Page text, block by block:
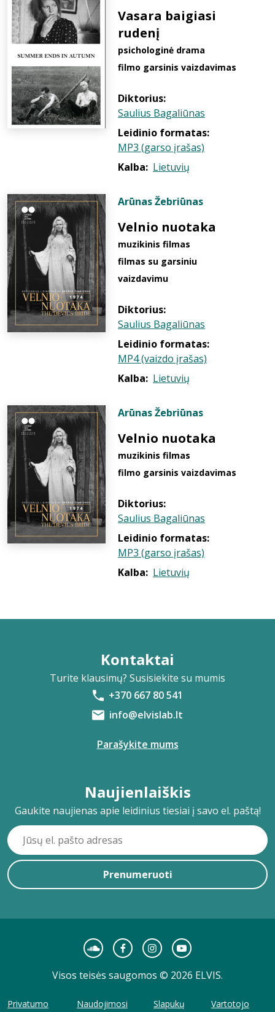
Vasara baigiasi
rudenį
psichologinė drama
filmo garsinis vaizdavimas
Diktorius:
Saulius Bagaliūnas
Leidinio formatas:
MP3 (garso įrašas)
Kalba: Lietuvių
Arūnas Žebriūnas
Velnio nuotaka
muzikinis filmas
filmas su garsiniu
vaizdavimu
Diktorius:
Saulius Bagaliūnas
Leidinio formatas:
MP4 (vaizdo įrašas)
Kalba: Lietuvių
Arūnas Žebriūnas
Velnio nuotaka
muzikinis filmas
filmo garsinis vaizdavimas
Diktorius:
Saulius Bagaliūnas
Leidinio formatas:
MP3 (garso įrašas)
Kalba: Lietuvių
Kontaktai
Turite klausimų? Susisiekite su mumis
+370 667 80 541
info@elvislab.lt
Parašykite mums
Naujienlaiškis
Gaukite naujienas apie leidinius tiesiai į savo el. paštą!
Prenumeruoti
Visos teisės saugomos © 2026 ELVIS.
Privatumo
Naudojimosi
Slapukų
Vartotojo